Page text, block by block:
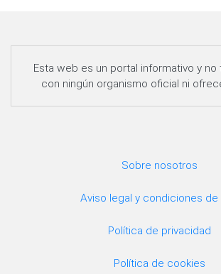
Esta web es un portal informativo y no
con ningún organismo oficial ni
Sobre nosotros
Aviso legal y condiciones de
Política de privacidad
Política de cookies